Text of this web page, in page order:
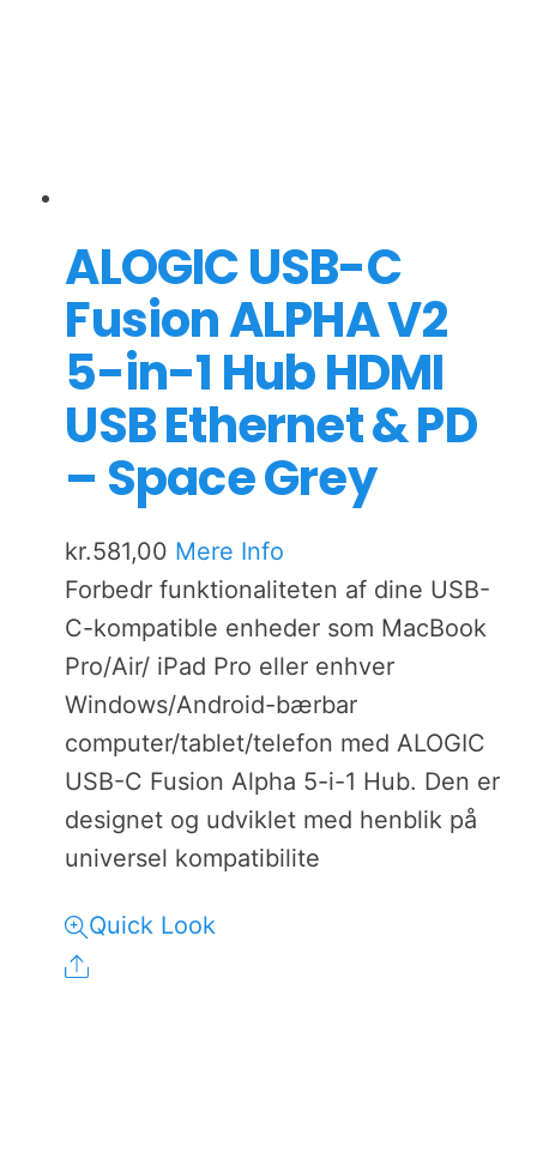
ALOGIC USB-C
Fusion ALPHA V2
5-in-1 Hub HDMI
USB Ethernet & PD
– Space Grey
kr.581,00 Mere Info
Forbedr funktionaliteten af dine USB-
C-kompatible enheder som MacBook
Pro/Air/ iPad Pro eller enhver
Windows/Android-bærbar
computer/tablet/telefon med ALOGIC
USB-C Fusion Alpha 5-i-1 Hub. Den er
designet og udviklet med henblik på
universel kompatibilite
Quick Look
Share